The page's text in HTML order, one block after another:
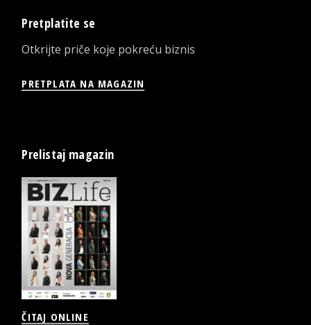
Pretplatite se
Otkrijte priče koje pokreću biznis
PRETPLATA NA MAGAZIN
Prelistaj magazin
ČITAJ ONLINE